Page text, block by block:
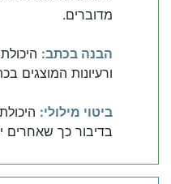
מדוברים.
הבנה בכתב:
ורעיונות המוצגים
ביטוי מילולי:
בדיבור כך שאחרים